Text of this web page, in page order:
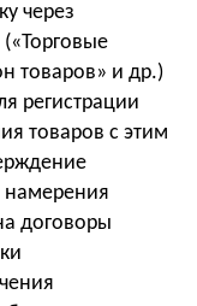
через
товаров» и др.)
регистрации
товаров с этим
намерения
договоры